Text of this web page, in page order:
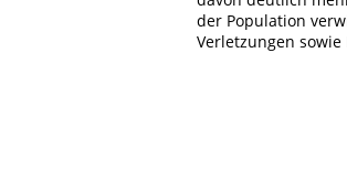
der Population
Verletzungen